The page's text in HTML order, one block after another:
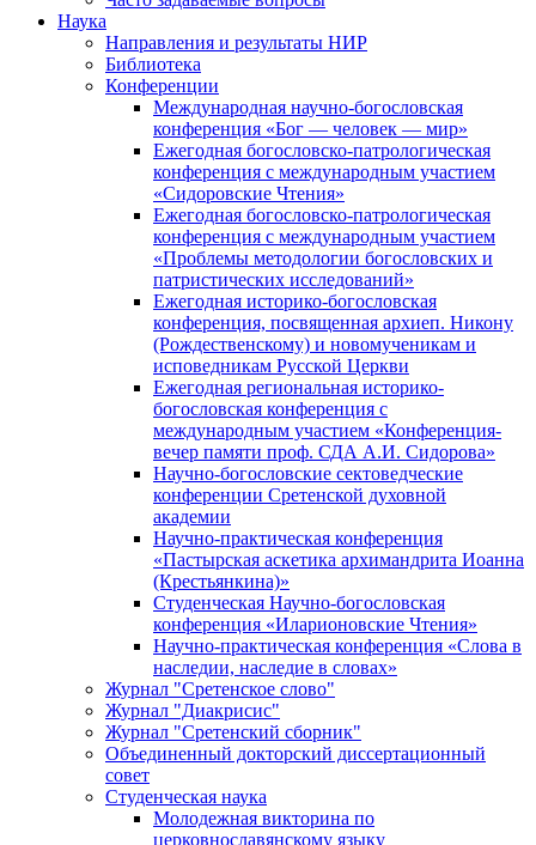
Наука
Направления и результаты НИР
Библиотека
Конференции
Международная научно-богословская
конференция «Бог — человек — мир»
Ежегодная богословско-патрологическая
конференция с международным участием
«Сидоровские Чтения»
Ежегодная богословско-патрологическая
конференция с международным участием
«Проблемы методологии богословских и
патристических исследований»
Ежегодная историко-богословская
конференция, посвященная архиеп. Никону
(Рождественскому) и новомученикам и
исповедникам Русской Церкви
Ежегодная региональная историко-
богословская конференция с
международным участием «Конференция-
вечер памяти проф. СДА А.И. Сидорова»
Научно-богословские сектоведческие
конференции Сретенской духовной
академии
Научно-практическая конференция
«Пастырская аскетика архимандрита Иоанна
(Крестьянкина)»
Студенческая Научно-богословская
конференция «Иларионовские Чтения»
Научно-практическая конференция «Cлова в
наследии, наследие в словах»
Журнал "Сретенское слово"
Журнал "Диакрисис"
Журнал "Сретенский сборник"
Объединенный докторский диссертационный
совет
Студенческая наука
Молодежная викторина по
церковнославянскому языку